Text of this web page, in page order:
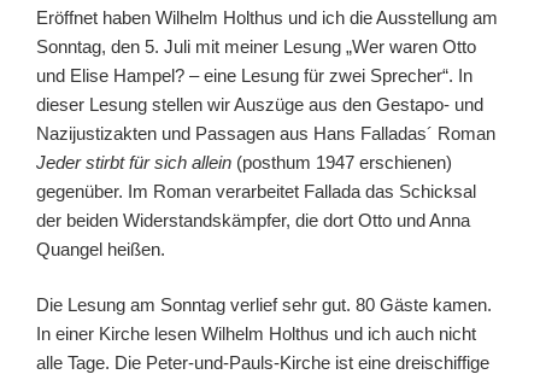
Eröffnet haben Wilhelm Holthus und ich die Ausstellung am
Sonntag, den 5. Juli mit meiner Lesung „Wer waren Otto
und Elise Hampel? – eine Lesung für zwei Sprecher“. In
dieser Lesung stellen wir Auszüge aus den Gestapo- und
Nazijustizakten und Passagen aus Hans Falladas´ Roman
Jeder stirbt für sich allein (posthum 1947 erschienen)
gegenüber. Im Roman verarbeitet Fallada das Schicksal
der beiden Widerstandskämpfer, die dort Otto und Anna
Quangel heißen.
Die Lesung am Sonntag verlief sehr gut. 80 Gäste kamen.
In einer Kirche lesen Wilhelm Holthus und ich auch nicht
alle Tage. Die Peter-und-Pauls-Kirche ist eine dreischiffige